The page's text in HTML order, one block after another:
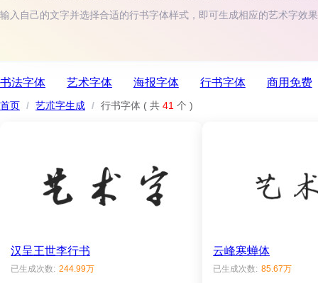
输入自己的文字并选择合适的行书字体样式，即可生成相应的艺术字效
书法字体 艺术字体 海报字体 行书字体 商用免费
首页 / 艺朮字生成 / 行书字体 ( 共 41 个 )
汉呈王世李行书
已生成次数: 244.99万
云峰寒蝉体
已生成次数: 85.67万